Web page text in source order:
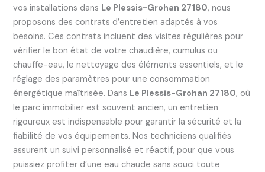
vos installations dans Le Plessis-Grohan 27180, nous
proposons des contrats d’entretien adaptés à vos
besoins. Ces contrats incluent des visites régulières pour
vérifier le bon état de votre chaudière, cumulus ou
chauffe-eau, le nettoyage des éléments essentiels, et le
réglage des paramètres pour une consommation
énergétique maîtrisée. Dans Le Plessis-Grohan 27180, où
le parc immobilier est souvent ancien, un entretien
rigoureux est indispensable pour garantir la sécurité et la
fiabilité de vos équipements. Nos techniciens qualifiés
assurent un suivi personnalisé et réactif, pour que vous
puissiez profiter d’une eau chaude sans souci toute